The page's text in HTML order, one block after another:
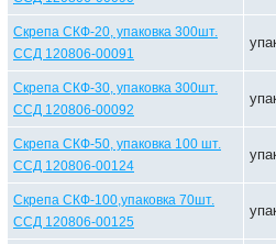
Скрепа СКФ-20, упаковка 300шт.
ССД 120806-00091
Скрепа СКФ-30, упаковка 300шт.
ССД 120806-00092
Скрепа СКФ-50, упаковка 100 шт.
ССД 120806-00124
Скрепа СКФ-100,упаковка 70шт.
ССД 120806-00125